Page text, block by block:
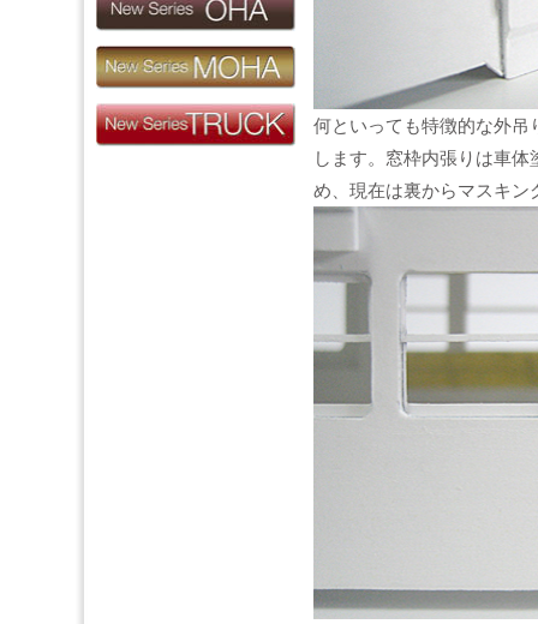
何といっても特徴的な外吊
します。窓枠内張りは車
め、現在は裏からマスキン